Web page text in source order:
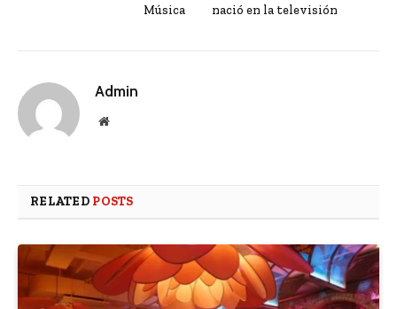
Música
nació en la televisión
Admin
Website
RELATED POSTS